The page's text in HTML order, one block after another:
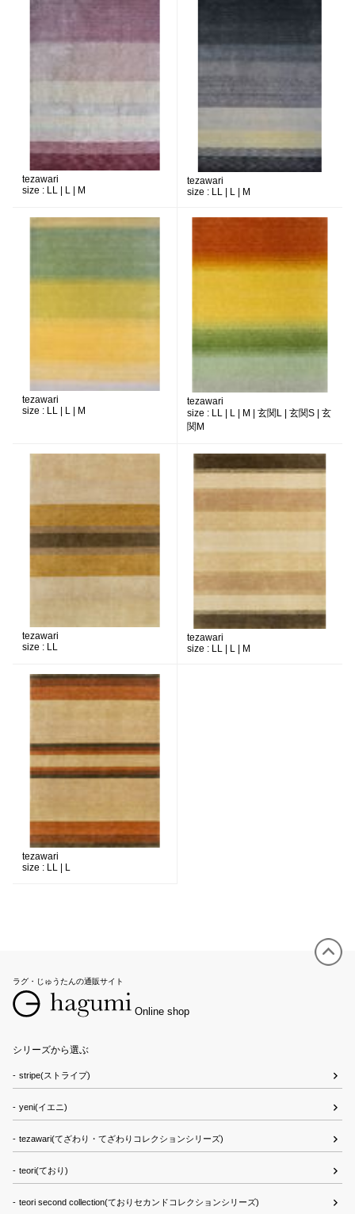
tezawari
size : LL | L | M
tezawari
size : LL | L | M
tezawari
size : LL | L | M
tezawari
size : LL | L | M | 玄関L | 玄関S | 玄
関M
tezawari
size : LL
tezawari
size : LL | L | M
tezawari
size : LL | L
ラグ・じゅうたんの通販サイト
Online shop
シリーズから選ぶ
stripe(ストライプ)
yeni(イエニ)
tezawari(てざわり・てざわりコレクションシリーズ)
teori(ており)
teori second collection(ておりセカンドコレクションシリーズ)